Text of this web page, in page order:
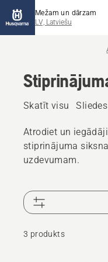
Mežam un dārzam
LV, Latviešu
Skatīt visu Sliedes
Atrodiet un
stiprinājuma
uzdevumam.
3 produkts